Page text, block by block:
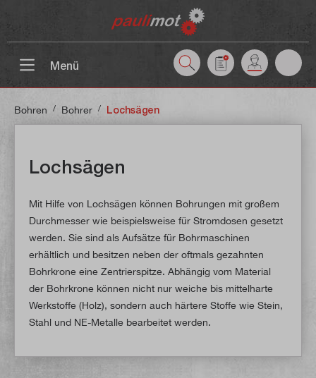
Menü
Bohren / Bohrer / Lochsägen
Lochsägen
Mit Hilfe von Lochsägen können Bohrungen mit großem
Durchmesser wie beispielsweise für Stromdosen gesetzt
werden. Sie sind als Aufsätze für Bohrmaschinen
erhältlich und besitzen neben der oftmals gezahnten
Bohrkrone eine Zentrierspitze. Abhängig vom Material
der Bohrkrone können nicht nur weiche bis mittelharte
Werkstoffe (Holz), sondern auch härtere Stoffe wie Stein,
Stahl und NE-Metalle bearbeitet werden.